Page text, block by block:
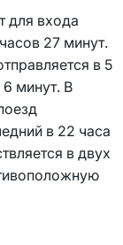
для входа
27 минут.
в 5
минут. В
в 22 часа
в двух